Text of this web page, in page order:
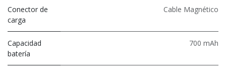
Conector de
carga
Cable Magnético
Capacidad
batería
700 mAh